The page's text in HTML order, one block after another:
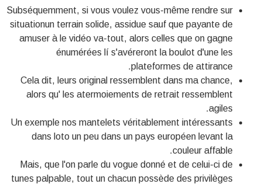
Subséquemment, si vous voulez vous-même rendre sur
situationun terrain solide, assidue sauf que payante de
amuser à le vidéo va-tout, alors celles que on gagne
énumérées lí s'avéreront la boulot d'une les
plateformes de attirance.
Cela dit, leurs original ressemblent dans ma chance,
alors qu' les atermoiements de retrait ressemblent
agiles.
Un exemple nos mantelets véritablement intéressants
dans loto un peu dans un pays européen levant la
couleur affable.
Mais, que l'on parle du vogue donné et de celui-ci de
tunes palpable, tout un chacun possède des privilèges